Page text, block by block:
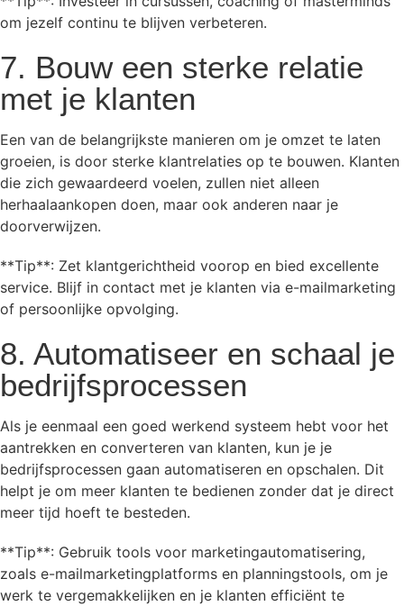
om jezelf continu te blijven verbeteren.
7. Bouw een sterke relatie
met je klanten
Een van de belangrijkste manieren om je omzet te laten
groeien, is door sterke klantrelaties op te bouwen. Klanten
die zich gewaardeerd voelen, zullen niet alleen
herhaalaankopen doen, maar ook anderen naar je
doorverwijzen.
**Tip**: Zet klantgerichtheid voorop en bied excellente
service. Blijf in contact met je klanten via e-mailmarketing
of persoonlijke opvolging.
8. Automatiseer en schaal je
bedrijfsprocessen
Als je eenmaal een goed werkend systeem hebt voor het
aantrekken en converteren van klanten, kun je je
bedrijfsprocessen gaan automatiseren en opschalen. Dit
helpt je om meer klanten te bedienen zonder dat je direct
meer tijd hoeft te besteden.
**Tip**: Gebruik tools voor marketingautomatisering,
zoals e-mailmarketingplatforms en planningstools, om je
werk te vergemakkelijken en je klanten efficiënt te